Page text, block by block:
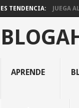
ES TENDENCIA: JUEGA
APRENDE